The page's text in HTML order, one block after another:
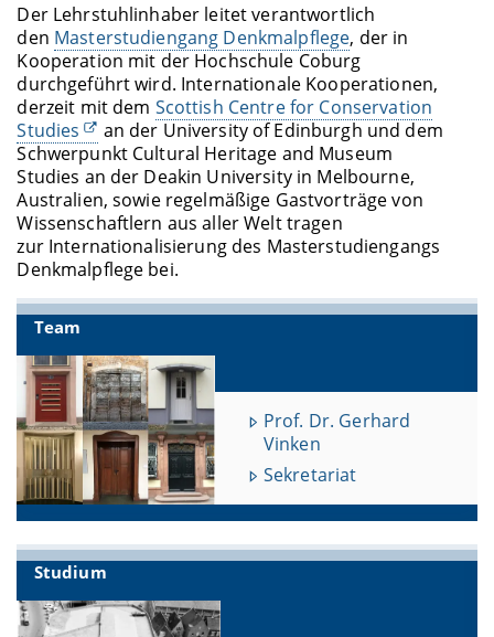
Der Lehrstuhlinhaber leitet verantwortlich
den Masterstudiengang Denkmalpflege, der in
Kooperation mit der Hochschule Coburg
durchgeführt wird. Internationale Kooperationen,
derzeit mit dem Scottish Centre for Conservation
Studies
an der University of Edinburgh und dem
Schwerpunkt Cultural Heritage and Museum
Studies an der Deakin University in Melbourne,
Australien, sowie regelmäßige Gastvorträge von
Wissenschaftlern aus aller Welt tragen
zur Internationalisierung des Masterstudiengangs
Denkmalpflege bei.
Team
Prof. Dr. Gerhard
Vinken
Sekretariat
Studium